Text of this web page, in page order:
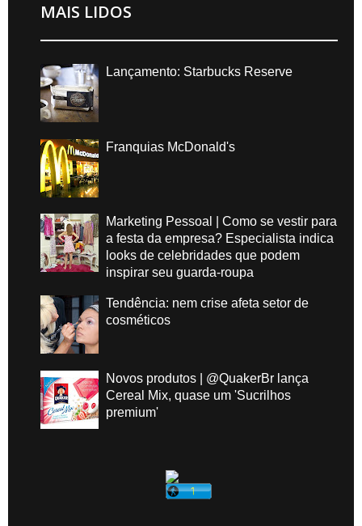
MAIS LIDOS
Lançamento: Starbucks Reserve
Franquias McDonald's
Marketing Pessoal | Como se vestir para
a festa da empresa? Especialista indica
looks de celebridades que podem
inspirar seu guarda-roupa
Tendência: nem crise afeta setor de
cosméticos
Novos produtos | @QuakerBr lança
Cereal Mix, quase um 'Sucrilhos
premium'